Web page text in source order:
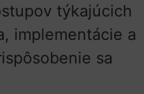
týkajúcich
implementácie a
sa